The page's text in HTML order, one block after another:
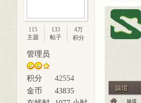
115
主题
133
帖子
4万
积分
管理员
积分
42554
金币
43835